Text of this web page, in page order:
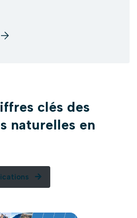
clés des
naturelles en